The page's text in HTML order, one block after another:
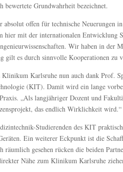
bewertete Grundwahrheit bezeichnet.
absolut offen für technische
hier mit der internationalen Entwicklung
Wir haben in der
gilt es durch sinnvolle Kooperationen zu
Klinikum Karlsruhe nun auch dank Prof.
(KIT). Damit wird ein lange
„Als langjähriger Dozent und
das endlich Wirklichkeit wird.“
Studierenden des KIT
Ein weiterer Eckpunkt ist die
gesehen rücken die beiden
Nähe zum Klinikum Karlsruhe